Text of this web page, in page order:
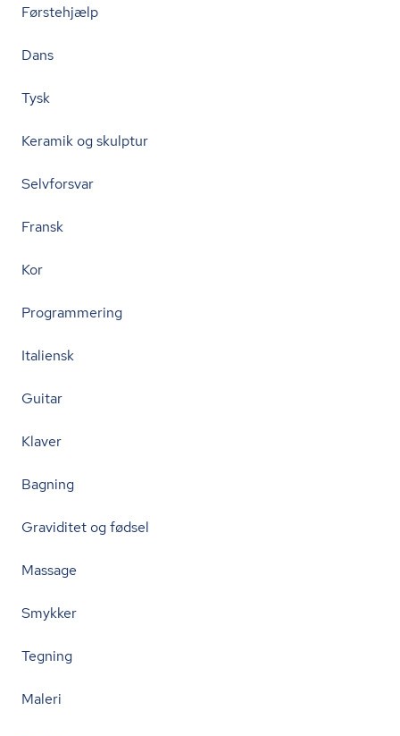
Førstehjælp
Dans
Tysk
Keramik og skulptur
Selvforsvar
Fransk
Kor
Programmering
Italiensk
Guitar
Klaver
Bagning
Graviditet og fødsel
Massage
Smykker
Tegning
Maleri